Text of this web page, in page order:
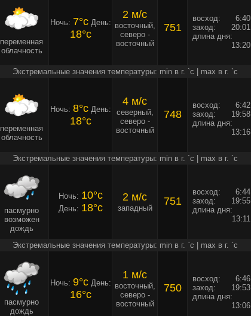
переменная
облачность
Ночь: 7°cДень:
18°c
2 м/c
восточный,
северо -
восточный
751
восход:
6:40
заход:
20:01
длина дня:
13:20
Экстремальные значения температуры: min в г. `c | max в г. `c
переменная
облачность
Ночь: 8°cДень:
18°c
4 м/c
северный,
северо -
восточный
748
восход:
6:42
заход:
19:58
длина дня:
13:16
Экстремальные значения температуры: min в г. `c | max в г. `c
пасмурно
возможен
дождь
Ночь: 10°c
День: 18°c
2 м/c
западный
751
восход:
6:44
заход:
19:55
длина дня:
13:11
Экстремальные значения температуры: min в г. `c | max в г. `c
пасмурно
дождь
Ночь: 9°cДень:
16°c
1 м/c
восточный,
северо -
восточный
750
восход:
6:46
заход:
19:53
длина дня:
13:06